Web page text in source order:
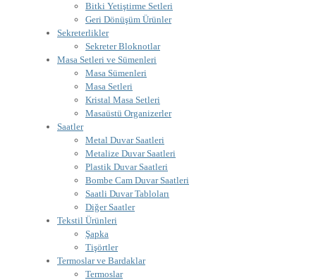
Bitki Yetiştirme Setleri
Geri Dönüşüm Ürünler
Sekreterlikler
Sekreter Bloknotlar
Masa Setleri ve Sümenleri
Masa Sümenleri
Masa Setleri
Kristal Masa Setleri
Masaüstü Organizerler
Saatler
Metal Duvar Saatleri
Metalize Duvar Saatleri
Plastik Duvar Saatleri
Bombe Cam Duvar Saatleri
Saatli Duvar Tabloları
Diğer Saatler
Tekstil Ürünleri
Şapka
Tişörtler
Termoslar ve Bardaklar
Termoslar